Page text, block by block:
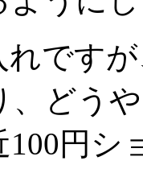
れです
、どう
100円シ